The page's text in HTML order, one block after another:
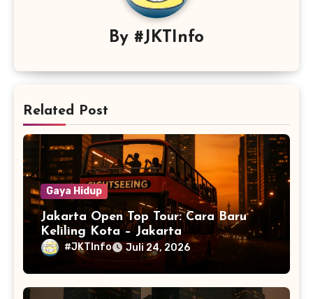
By #JKTInfo
Related Post
Gaya Hidup
Jakarta Open Top Tour: Cara Baru
Keliling Kota – Jakarta
#JKTInfo Juli 24, 2026